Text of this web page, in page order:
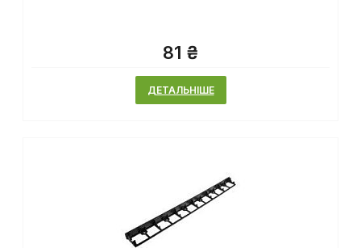
81 ₴
ДЕТАЛЬНІШЕ